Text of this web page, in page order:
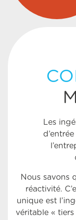
Les
Nous savons
réactivité.
unique est
véritable «